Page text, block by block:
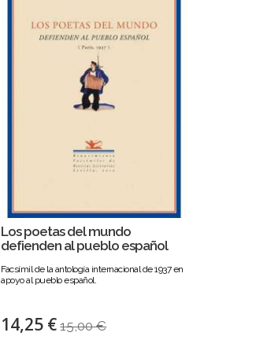
Los poetas del mundo
defienden al pueblo español
Facsímil de la antología internacional de 1937 en
apoyo al pueblo español.
14,25 € 15,00 €